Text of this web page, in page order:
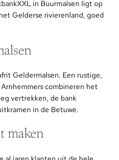
in Buurmalsen ligt op
Gelderse rivierenland, goed
Geldermalsen. Een rustige,
combineren het
vertrekken, de bank
in de Betuwe.
maken